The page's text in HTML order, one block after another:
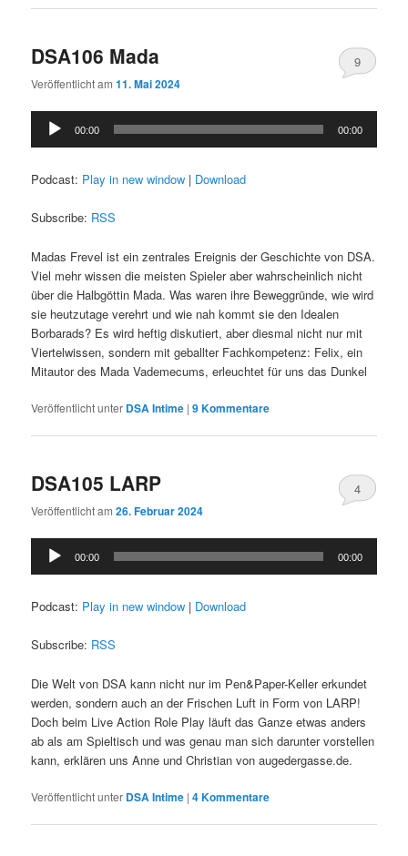
DSA106 Mada
Veröffentlicht am11. Mai 2024
9
Audio-
Player
00:00 00:00
Podcast: Play in new window | Download
Subscribe: RSS
Madas Frevel ist ein zentrales Ereignis der Geschichte von DSA.
Viel mehr wissen die meisten Spieler aber wahrscheinlich nicht
über die Halbgöttin Mada. Was waren ihre Beweggründe, wie wird
sie heutzutage verehrt und wie nah kommt sie den Idealen
Borbarads? Es wird heftig diskutiert, aber diesmal nicht nur mit
Viertelwissen, sondern mit geballter Fachkompetenz: Felix, ein
Mitautor des Mada Vademecums, erleuchtet für uns das Dunkel
Veröffentlicht unter DSA Intime |9Kommentare
DSA105 LARP
Veröffentlicht am26. Februar 2024
4
Audio-
Player
00:00 00:00
Podcast: Play in new window | Download
Subscribe: RSS
Die Welt von DSA kann nicht nur im Pen&Paper-Keller erkundet
werden, sondern auch an der Frischen Luft in Form von LARP!
Doch beim Live Action Role Play läuft das Ganze etwas anders
ab als am Spieltisch und was genau man sich darunter vorstellen
kann, erklären uns Anne und Christian von augedergasse.de.
Veröffentlicht unter DSA Intime |4Kommentare